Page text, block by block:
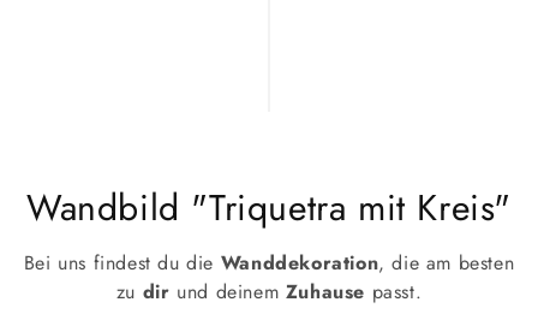
K
a
Wandbild "Triquetra mit Kreis"
Bei uns findest du die Wanddekoration, die am besten
zu dir und deinem Zuhause passt.